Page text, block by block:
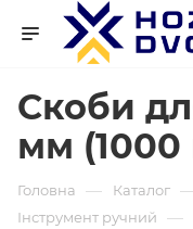
Скоби
мм (1000
Головна — Каталог
Інструмент ручний —